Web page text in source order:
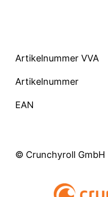
Artikelnummer VVA
Artikelnummer
EAN
© Crunchyroll GmbH